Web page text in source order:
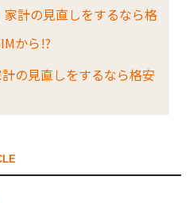
計の見直しをするなら格安